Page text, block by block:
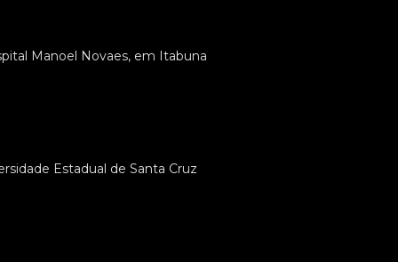
Manoel Novaes, em Itabuna
Estadual de Santa Cruz